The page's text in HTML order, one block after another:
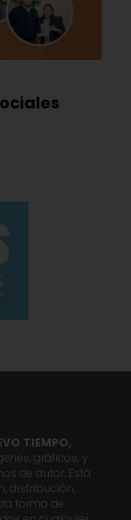
TIEMPO,
gráficos, y
de autor. Está
distribución,
forma de